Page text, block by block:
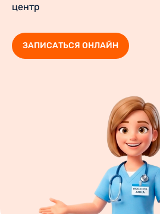
центр
ЗАПИСАТЬСЯ ОНЛАЙН